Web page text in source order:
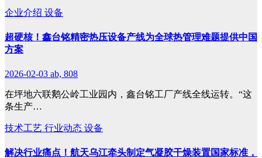
企业介绍 设备
超硬核！鑫台铭精密热压设备产线为全球热管理难题提供中国
方案
2026-02-03 ab, 808
在坪地六联鹅公岭工业园内，鑫台铭工厂产线全线运转。“这
条生产…
技术工艺 行业动态 设备
解决行业痛点！航天乌江牵头制定气凝胶干燥装置国家标准，